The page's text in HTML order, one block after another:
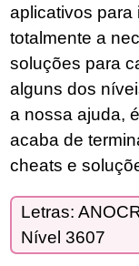
aplicativos para
totalmente a
soluções para
alguns dos
a nossa ajuda,
acaba de
cheats e
Letras:
Nível 3607